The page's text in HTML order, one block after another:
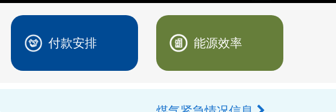
付款安排 能源效率